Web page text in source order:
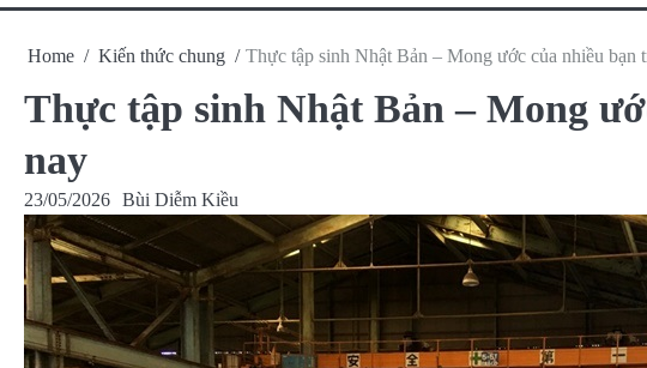
Home Kiến thức chung Thực tập sinh Nhật Bản – Mong ước của nhiều bạn
Thực tập sinh Nhật Bản – Mong
nay
23/05/2026 Bùi Diễm Kiều